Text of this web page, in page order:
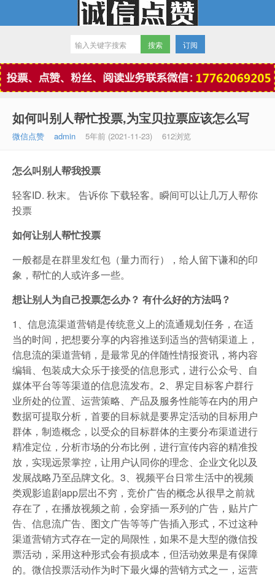
微信点赞
订阅
如何叫别人帮忙投票,为宝贝拉票应该怎么写
微信点赞 admin 5年前 (2021-11-23) 612浏览
怎么叫别人帮我投票
轻客ID. 秋末。 告诉你 下载轻客。瞬间可以让几万人帮你
投票
如何让别人帮忙投票
一般都是在群里发红包（量力而行），给人留下谦和的印
象，帮忙的人或许多一些。
想让别人为自己投票怎么办？ 有什么好的方法吗？
1、信息流渠道营销是传统意义上的流通规划任务，在适
当的时间，把想要分享的内容推送到适当的营销渠道上，
信息流的渠道营销，是最常见的伴随性情报资讯，将内容
编辑、包装成大众乐于接受的信息形式，进行公众号、自
媒体平台等等渠道的信息流发布。2、界定目标客户群行
业所处的位置、运营策略、产品及服务性能等在内的用户
数据可提取分析，首要的目标就是要界定活动的目标用户
群体，制造概念，以受众的目标群体的主要分布渠道进行
精准定位，分析市场的分布比例，进行宣传内容的精准投
放，实现远景掌控，让用户认同你的理念、企业文化以及
发展战略乃至品牌文化。3、视频平台日常生活中的视频
类观影追剧app层出不穷，竞价广告的概念从很早之前就
存在了，在播放视频之前，会穿插一系列的广告，贴片广
告、信息流广告、图文广告等等广告插入形式，不过这种
渠道营销方式存在一定的局限性，如果不是大型的微信投
票活动，采用这种形式会有损成本，但活动效果是有保障
的。微信投票活动作为时下最火爆的营销方式之一，运营